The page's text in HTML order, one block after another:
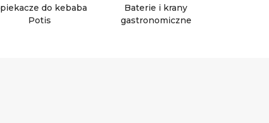
do kebaba
Potis
Baterie i krany
gastronomiczne